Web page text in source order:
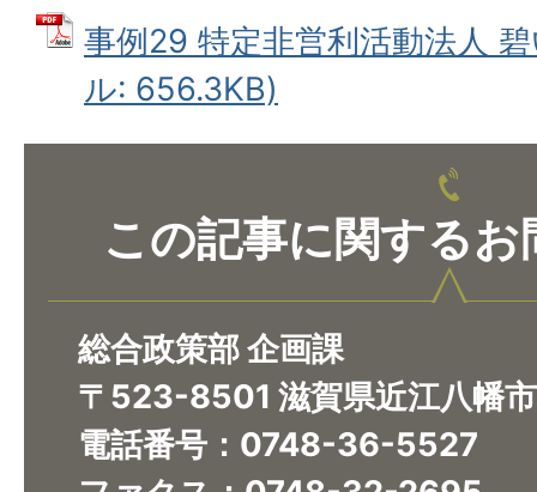
事例29 特定非営利活動法人
ル: 656.3KB)
この記事に関するお
総合政策部 企画課
〒523-8501 滋賀県近江八幡
電話番号：0748-36-5527